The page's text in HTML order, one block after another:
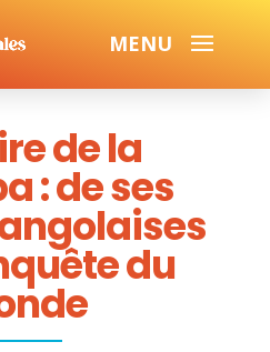
de la
: de ses
du